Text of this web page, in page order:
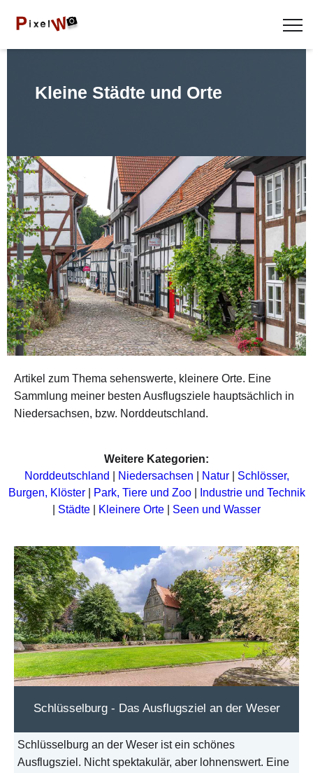
Kleine Städte und Orte
Artikel zum Thema sehenswerte, kleinere Orte. Eine
Sammlung meiner besten Ausflugsziele hauptsächlich in
Niedersachsen, bzw. Norddeutschland.
Weitere Kategorien:
Norddeutschland
Niedersachsen Natur| Schlösser,
Burgen, Klöster| Park, Tiere und Zoo|
Industrie und Technik
Städte Kleinere Orte Seen und Wasser
Schlüsselburg - Das Ausflugsziel an der Weser
Schlüsselburg an der Weser ist ein schönes
Ausflugsziel. Nicht spektakulär, aber lohnenswert. Eine